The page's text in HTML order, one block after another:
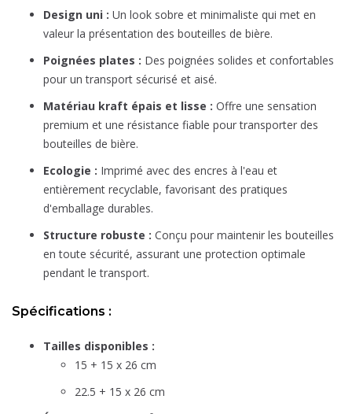
Design uni : Un look sobre et minimaliste qui met en
valeur la présentation des bouteilles de bière.
Poignées plates : Des poignées solides et confortables
pour un transport sécurisé et aisé.
Matériau kraft épais et lisse : Offre une sensation
premium et une résistance fiable pour transporter des
bouteilles de bière.
Ecologie : Imprimé avec des encres à l'eau et
entièrement recyclable, favorisant des pratiques
d'emballage durables.
Structure robuste : Conçu pour maintenir les bouteilles
en toute sécurité, assurant une protection optimale
pendant le transport.
Spécifications :
Tailles disponibles :
15 + 15 x 26 cm
22.5 + 15 x 26 cm